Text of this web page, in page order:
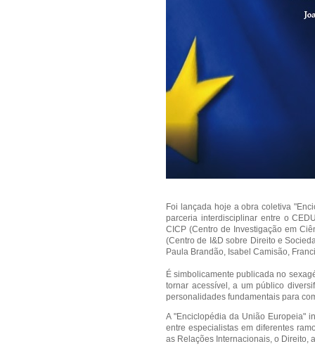
Foi lançada hoje a obra coletiva
parceria interdisciplinar entre o
CICP (Centro de Investigação em
(Centro de I&D sobre Direito e
Paula Brandão, Isabel Camisão,
É simbolicamente publicada no
tornar acessível, a um público
personalidades fundamentais para
A "Enciclopédia da União Europeia"
entre especialistas em diferentes
as Relações Internacionais, o Direito,